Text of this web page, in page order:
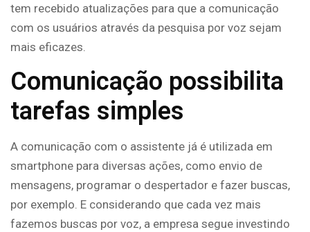
tem recebido atualizações para que a comunicação
com os usuários através da pesquisa por voz sejam
mais eficazes.
Comunicação possibilita
tarefas simples
A comunicação com o assistente já é utilizada em
smartphone para diversas ações, como envio de
mensagens, programar o despertador e fazer buscas,
por exemplo. E considerando que cada vez mais
fazemos buscas por voz, a empresa segue investindo